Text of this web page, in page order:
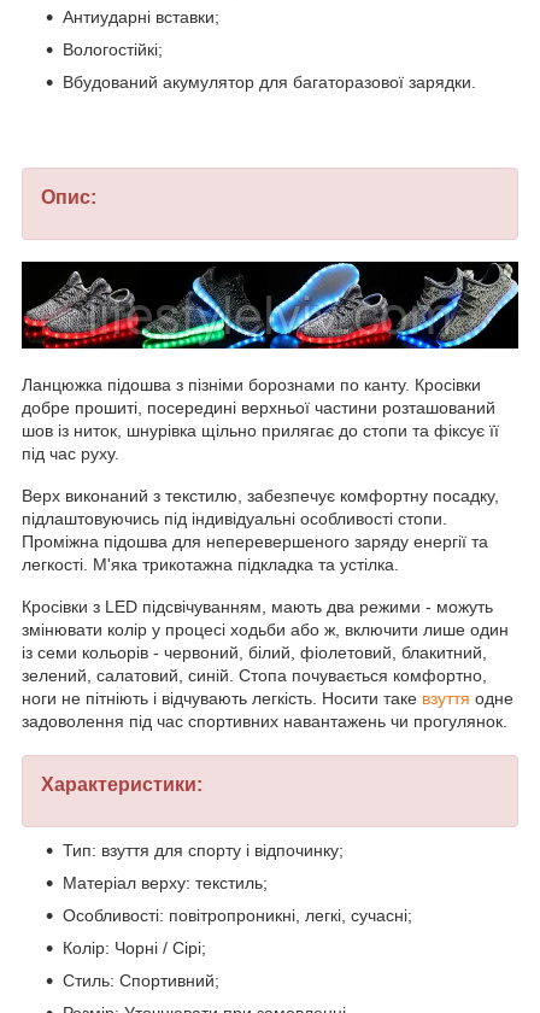
Антиударні вставки;
Вологостійкі;
Вбудований акумулятор для багаторазової зарядки.
Опис:
Кросівки з LED підсвічуванням, мають два режими - можуть
змінювати колір у процесі ходьби або ж, включити лише один
із семи кольорів - червоний, білий, фіолетовий, блакитний,
зелений, салатовий, синій. Стопа почувається комфортно,
ноги не пітніють і відчувають легкість. Носити таке взуття одне
задоволення під час спортивних навантажень чи прогулянок.
Верх виконаний з текстилю, забезпечує комфортну посадку,
підлаштовуючись під індивідуальні особливості стопи.
Проміжна підошва для неперевершеного заряду енергії та
легкості. М'яка трикотажна підкладка та устілка.
Ланцюжка підошва з пізніми борознами по канту. Кросівки
добре прошиті, посередині верхньої частини розташований
шов із ниток, шнурівка щільно прилягає до стопи та фіксує її
під час руху.
Характеристики:
Тип: взуття для спорту і відпочинку;
Матеріал верху: текстиль;
Особливості: повітропроникні, легкі, сучасні;
Колір: Чорні / Сірі;
Стиль: Спортивний;